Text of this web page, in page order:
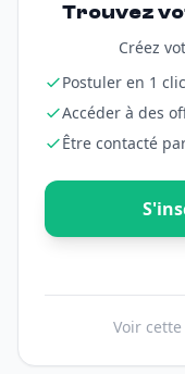
Trouvez
Créez
Postuler en 1 clic
Accéder à des
Être contacté
Voir